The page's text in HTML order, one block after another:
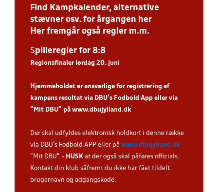
Find Kampkalender, alternative
stævner osv. for årgangen her
Her fremgår også regler m.m.
Spilleregler for 8:8
Regionsfinaler lørdag 20. juni
Hjemmeholdet er ansvarlige for registrering af
kampens resultat via DBU’s Fodbold App eller via
”Mit DBU” på www.dbujylland.dk.
Der skal udfyldes elektronisk holdkort i denne række
via DBU's Fodbold APP eller på www.dbujylland.dk -
"Mit DBU" - HUSK at der også skal påføres officials.
Kontakt din klub såfremt du ikke har fået tildelt
brugernavn og adgangskode.